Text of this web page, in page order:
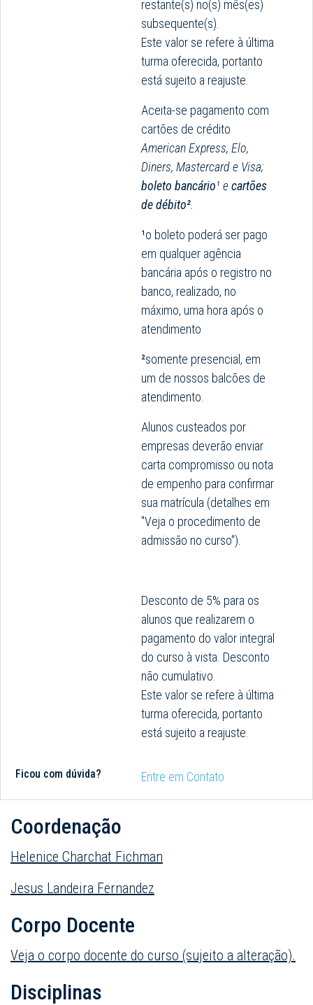
restante(s) no(s) mês(es)
subsequente(s).
Este valor se refere à última
turma oferecida, portanto
está sujeito a reajuste.
Aceita-se pagamento com
cartões de crédito
American Express, Elo,
Diners, Mastercard e Visa;
boleto bancário¹ ecartões
de débito²
¹o boleto poderá ser pago
em qualquer agência
bancária após o registro no
banco, realizado, no
máximo, uma hora após o
atendimento
²somente presencial, em
um de nossos balcões de
atendimento.
Alunos custeados por
empresas deverão enviar
carta compromisso ou nota
de empenho para confirmar
sua matrícula (detalhes em
"Veja o procedimento de
admissão no curso").
Desconto de 5% para os
alunos que realizarem o
pagamento do valor integral
do curso à vista. Desconto
não cumulativo.
Este valor se refere à última
turma oferecida, portanto
está sujeito a reajuste.
Ficou com dúvida? Entre em Contato
Coordenação
Helenice Charchat Fichman
Jesus Landeira Fernandez
Corpo Docente
Veja o corpo docente do curso (sujeito a alteração).
Disciplinas